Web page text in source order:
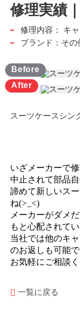
修理実績
修理内容：
キ
ブランド：その
スーツケースシン
いざメーカーで
中止されて部品
諦めて新しいス
ね(>_<)
メーカーがダメ
もと心配されて
当社では他のキ
のお返しも可能で
お気軽にご相談く
一覧に戻る